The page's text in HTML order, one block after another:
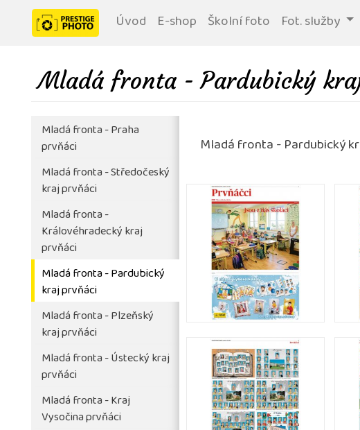
Úvod E-shop Školní foto Fot. služby
Mladá fronta - Pardubický
Mladá fronta - Praha
prvňáci
Mladá fronta - Středočeský
kraj prvňáci
Mladá fronta -
Královéhradecký kraj
prvňáci
Mladá fronta - Pardubický
kraj prvňáci
Mladá fronta - Plzeňský
kraj prvňáci
Mladá fronta - Ústecký kraj
prvňáci
Mladá fronta - Kraj
Vysočina prvňáci
Mladá fronta - Pardubický